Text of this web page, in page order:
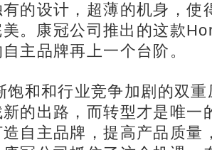
的设计，超薄的机身，使
。康冠公司推出的这款
主品牌再上一个台阶。
和和行业竞争加剧的双重
的出路，而转型才是唯一
自主品牌，提高产品质量